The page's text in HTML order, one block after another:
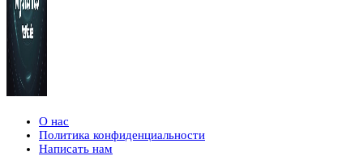
О нас
Политика конфиденциальности
Написать нам